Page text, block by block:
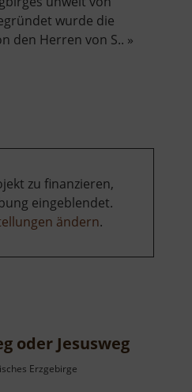
wurde die
den Herren von S.. »
zu finanzieren,
eingeblendet.
ändern.
oder Jesusweg
Erzgebirge